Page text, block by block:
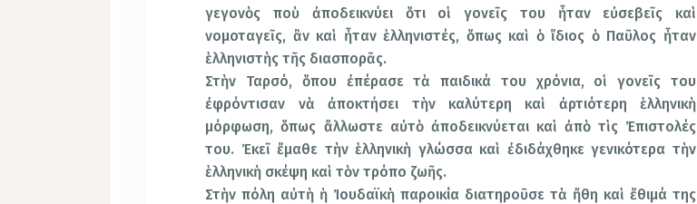
γεγονὸς ποὺ ἀποδεικνύει ὅτι οἱ γονεῖς του ἦταν εὐσεβεῖς καὶ
νομοταγεῖς, ἂν καὶ ἦταν ἑλληνιστές, ὅπως καὶ ὁ ἴδιος ὁ Παῦλος ἦταν
ἑλληνιστὴς τῆς διασπορᾶς.
Στὴν Ταρσό, ὅπου ἐπέρασε τὰ παιδικά του χρόνια, οἱ γονεῖς του
ἐφρόντισαν νὰ ἀποκτήσει τὴν καλύτερη καὶ ἀρτιότερη ἑλληνικὴ
μόρφωση, ὅπως ἄλλωστε αὐτὸ ἀποδεικνύεται καὶ ἀπὸ τὶς Ἐπιστολές
του. Ἐκεῖ ἔμαθε τὴν ἑλληνικὴ γλώσσα καὶ ἐδιδάχθηκε γενικότερα τὴν
ἑλληνικὴ σκέψη καὶ τὸν τρόπο ζωῆς.
Στὴν πόλη αὐτὴ ἡ Ἰουδαϊκὴ παροικία διατηροῦσε τὰ ἤθη καὶ ἔθιμά της